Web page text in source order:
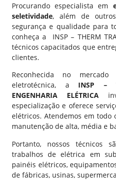
Procurando especialista em
seletividade, além de
segurança e qualidade para
conheça a
INSP – THERM
técnicos capacitados que
clientes.
Reconhecida no
eletrotécnica, a INSP –
ENGENHARIA ELÉTRICA
especialização e oferece
elétricos. Atendemos em todo
manutenção de alta, média e
Portanto, nossos técnicos
trabalhos de elétrica em
painéis elétricos,
de fábricas, usinas,